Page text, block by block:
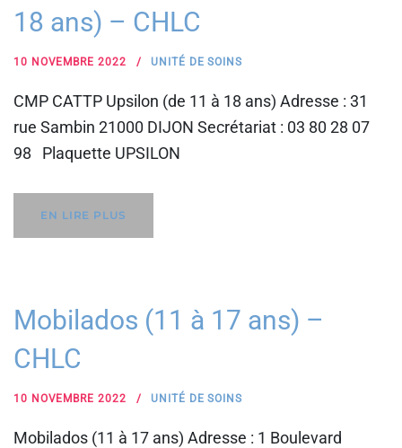
18 ans) – CHLC
10 NOVEMBRE 2022 UNITÉ DE SOINS
CMP CATTP Upsilon (de 11 à 18 ans) Adresse : 31
rue Sambin 21000 DIJON Secrétariat : 03 80 28 07
98 Plaquette UPSILON
EN LIRE PLUS
Mobilados (11 à 17 ans) –
CHLC
10 NOVEMBRE 2022 UNITÉ DE SOINS
Mobilados (11 à 17 ans) Adresse : 1 Boulevard